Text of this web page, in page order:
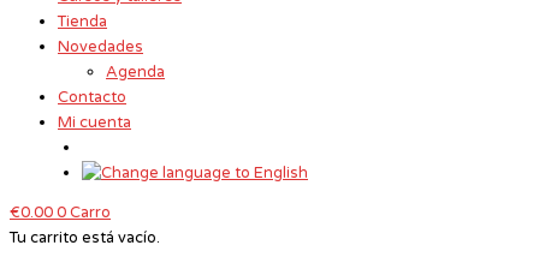
Tienda
Novedades
Agenda
Contacto
Mi cuenta
€0.000Carro
Tu carrito está vacío.